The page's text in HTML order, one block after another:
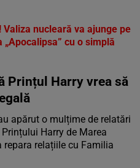
Valiza nucleară va ajunge pe
cu o simplă
Prințul Harry vrea să
apărut o mulțime de relatări
Harry de Marea
repara relațiile cu Familia